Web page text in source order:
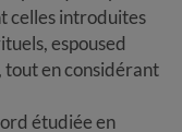
celles introduites
espoused
tout en considérant
étudiée en